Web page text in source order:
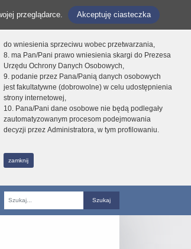
przeglądarce. Akceptuję ciasteczka
do wniesienia sprzeciwu wobec przetwarzania,
8. ma Pan/Pani prawo wniesienia skargi do Prezesa
Urzędu Ochrony Danych Osobowych,
9. podanie przez Pana/Panią danych osobowych
jest fakultatywne (dobrowolne) w celu udostępnienia
strony internetowej,
10. Pana/Pani dane osobowe nie będą podlegały
zautomatyzowanym procesom podejmowania
decyzji przez Administratora, w tym profilowaniu.
zamknij
Fraza